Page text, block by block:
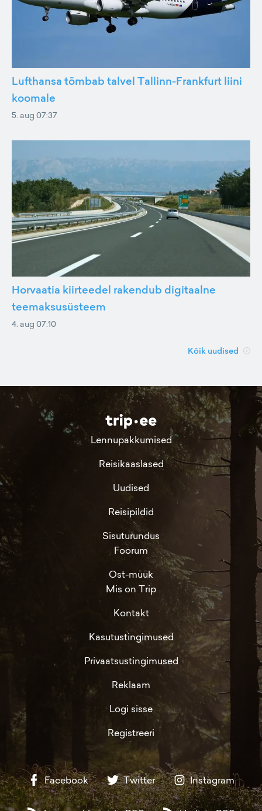
Lufthansa tõmbab talvel Tallinn-Frankfurt liini
koomale
5. aug 07:37
Horvaatia kiirteedel rakendub digitaalne
teemaksusüsteem
4. aug 07:10
Kõik uudised
Lennupakkumised
Reisikaaslased
Uudised
Reisipildid
Sisuturundus
Foorum
Ost-müük
Mis on Trip
Kontakt
Kasutustingimused
Privaatsustingimused
Reklaam
Logi sisse
Registreeri
Facebook Twitter Instagram